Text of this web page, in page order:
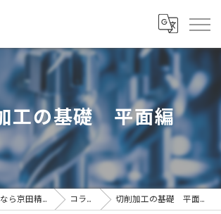
工の基礎 平面編
金属加工の量産なら京田精密 コラム 切削加工の基礎 平面編